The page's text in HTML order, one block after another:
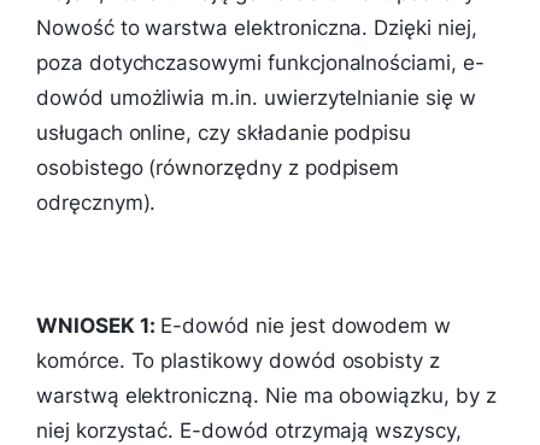
Nowość to warstwa elektroniczna. Dzięki niej,
poza dotychczasowymi funkcjonalnościami, e-
dowód umożliwia m.in. uwierzytelnianie się w
usługach online, czy składanie podpisu
osobistego (równorzędny z podpisem
odręcznym).
WNIOSEK 1: E-dowód nie jest dowodem w
komórce. To plastikowy dowód osobisty z
warstwą elektroniczną. Nie ma obowiązku, by z
niej korzystać. E-dowód otrzymają wszyscy,